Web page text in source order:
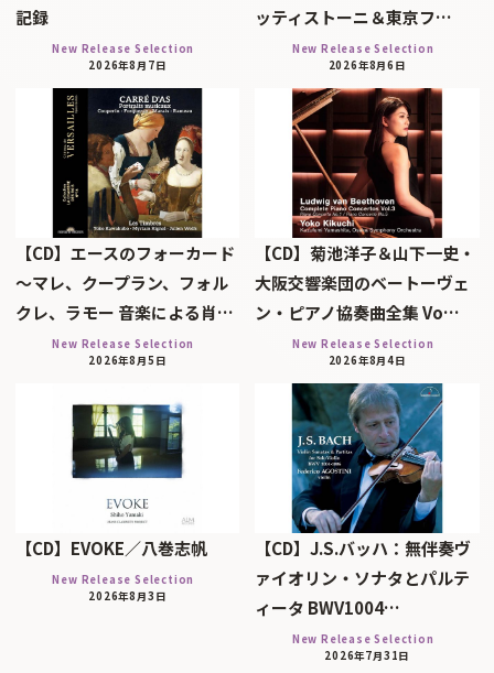
記録
New Release Selection
2026年8月7日
ッティストーニ＆東京フ…
New Release Selection
2026年8月6日
【CD】エースのフォーカード
～マレ、クープラン、フォル
クレ、ラモー 音楽による肖…
New Release Selection
2026年8月5日
【CD】菊池洋子＆山下一史・
大阪交響楽団のベートーヴェ
ン・ピアノ協奏曲全集 Vo…
New Release Selection
2026年8月4日
【CD】EVOKE／八巻志帆
New Release Selection
2026年8月3日
【CD】J.S.バッハ：無伴奏ヴ
ァイオリン・ソナタとパルテ
ィータ BWV1004…
New Release Selection
2026年7月31日